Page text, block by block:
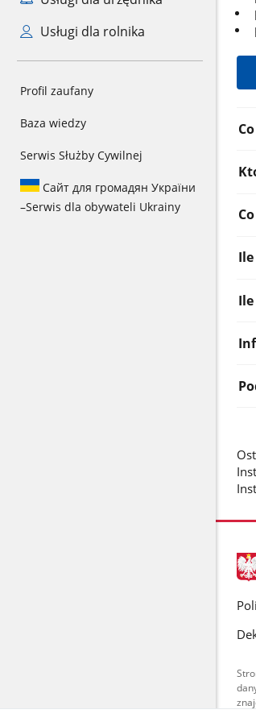
Usługi dla rolnika
Profil zaufany
Baza wiedzy
Serwis Służby Cywilnej
Сайт для громадян України
–Serwis dla obywateli Ukrainy
Ile